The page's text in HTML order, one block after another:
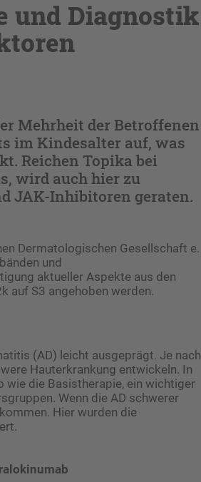
und Diagnostik
Mehrheit der Betroffenen
im Kindesalter auf, was
Reichen Topika bei
wird auch hier zu
JAK-Inhibitoren geraten.
Dermatologischen Gesellschaft e.
und
aktueller Aspekte aus den
auf S3 angehoben werden.
(AD) leicht ausgeprägt. Je nach
Hauterkrankung entwickeln. In
wie die Basistherapie, ein wichtiger
Wenn die AD schwerer
Hier wurden die